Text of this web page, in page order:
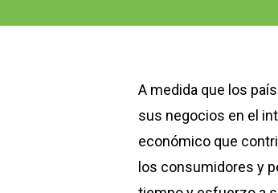
A medida que los
sus negocios en el
económico que
los consumidores y